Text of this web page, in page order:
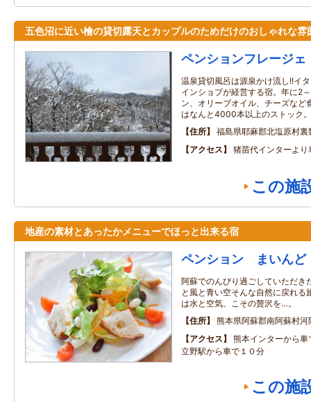
五色沼に近い檜の貸切露天とカップルのためだけのおしゃれな雰
ペンションフレージェ
温泉貸切風呂は源泉かけ流し!!イ
インショプが経営する宿。年に2
ン、オリーブオイル、チーズなど
はなんと4000本以上のストック。
住所
福島県耶麻郡北塩原村
アクセス
猪苗代インターより
この施
地産の素材とあったかメニューでほっと出来る宿
ペンション まいんど
阿蘇でのんびり過ごしていただき
と風と青い空そんな自然に戻れ
は水と空気、こその贅沢を…。
住所
熊本県阿蘇郡南阿蘇村
アクセス
熊本インターから
立野駅から車で１０分
この施